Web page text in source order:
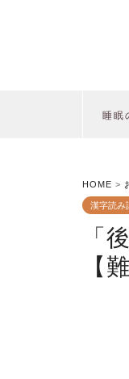
睡眠
HOME >
漢字読み
「
【